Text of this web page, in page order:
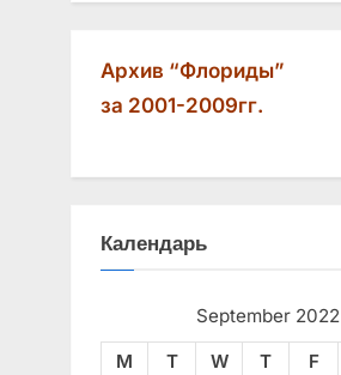
Архив “Флориды”
за 2001-2009гг.
Календарь
September 2022
M
T W T F